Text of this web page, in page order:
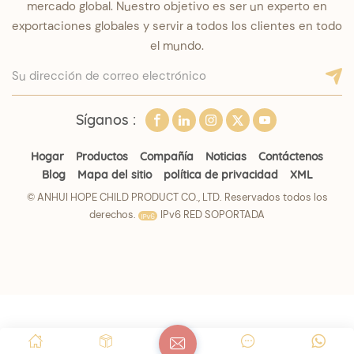
mercado global. Nuestro objetivo es ser un experto en
exportaciones globales y servir a todos los clientes en todo
el mundo.
Síganos :
Hogar Productos Compañía Noticias
Contáctenos
Blog
Mapa del sitio política de privacidad XML
© ANHUI HOPE CHILD PRODUCT CO., LTD. Reservados todos los
derechos.
IPv6 RED SOPORTADA